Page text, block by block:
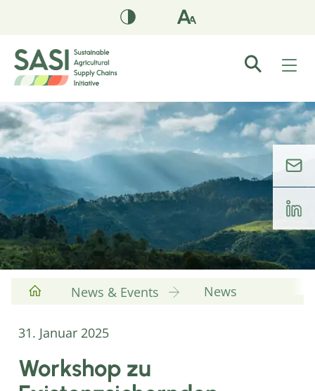
News & Events News
31. Januar 2025
Workshop zu